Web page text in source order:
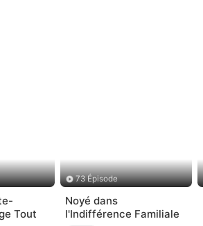
Tout
73 Épisode
Noyé dans
l'Indifférence Familiale